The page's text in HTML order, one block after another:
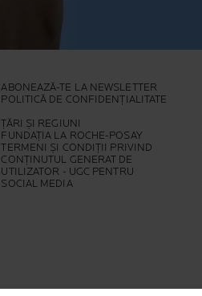
ABONEAZĂ-TE LA NEWSLETTER
POLITICĂ DE CONFIDENȚIALITATE
ȚĂRI ȘI REGIUNI
FUNDAȚIA LA ROCHE-POSAY
TERMENI ȘI CONDIȚII PRIVIND
CONȚINUTUL GENERAT DE
UTILIZATOR - UGC PENTRU
SOCIAL MEDIA